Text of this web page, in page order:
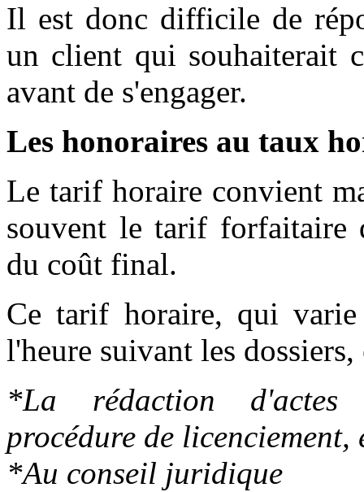
Il est donc difficile de
un client qui souhaiterait
avant de s'engager.
Les honoraires au taux
Le tarif horaire convient
souvent le tarif
du coût final.
Ce tarif horaire, qui
l'heure suivant les
*La rédaction d'actes
procédure de licenciement,
*Au conseil juridique